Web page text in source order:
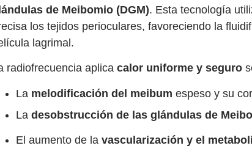
de Meibomio (DGM). Esta tecnología
los tejidos perioculares, favoreciendo la
lagrimal.
radiofrecuencia aplica calor uniforme y seguro
La melodificación del meibum espeso y su
La desobstrucción de las glándulas de
El aumento de la vascularización y el